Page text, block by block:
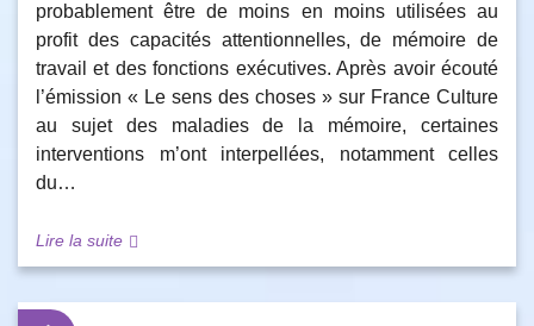
probablement être de moins en moins utilisées au
profit des capacités attentionnelles, de mémoire de
travail et des fonctions exécutives. Après avoir écouté
l’émission « Le sens des choses » sur France Culture
au sujet des maladies de la mémoire, certaines
interventions m’ont interpellées, notamment celles
du…
Lire la suite